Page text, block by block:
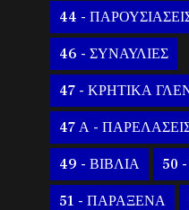
44 -
46 - ΣΥΝΑΥΛΙΕΣ
47 - ΚΡΗΤΙΚΑ
47 Α -
49 - ΒΙΒΛΙΑ 50
51 - ΠΑΡΑΞΕΝΑ